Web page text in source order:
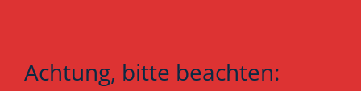
Achtung, bitte beachten: